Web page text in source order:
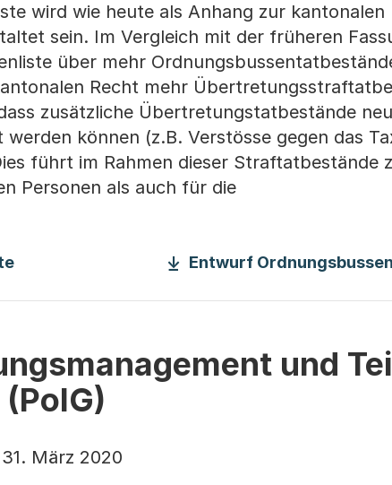
wird wie heute als Anhang zur kantonalen
sein. Im Vergleich mit der früheren
über mehr
Recht mehr
zusätzliche Übertretungstatbestände
können (z.B. Verstösse gegen das
führt im Rahmen dieser Straftatbestände
Personen als auch für die
(Startet einen Download)Entwurf
und
März 2020